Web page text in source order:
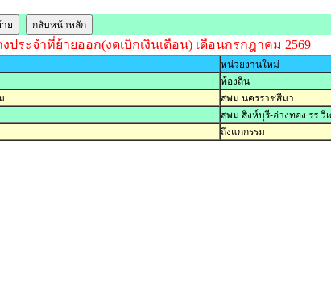
ประจำที่ย้ายออก(งดเบิกเงินเดือน) เดือนกรกฎาคม 2569
หน่วยงานใหม่
ท้องถิ่น
สพม.นครราชสีมา
สพม.สิงห์บุรี-อ่างทอง รร.วิ
ถึงแก่กรรม